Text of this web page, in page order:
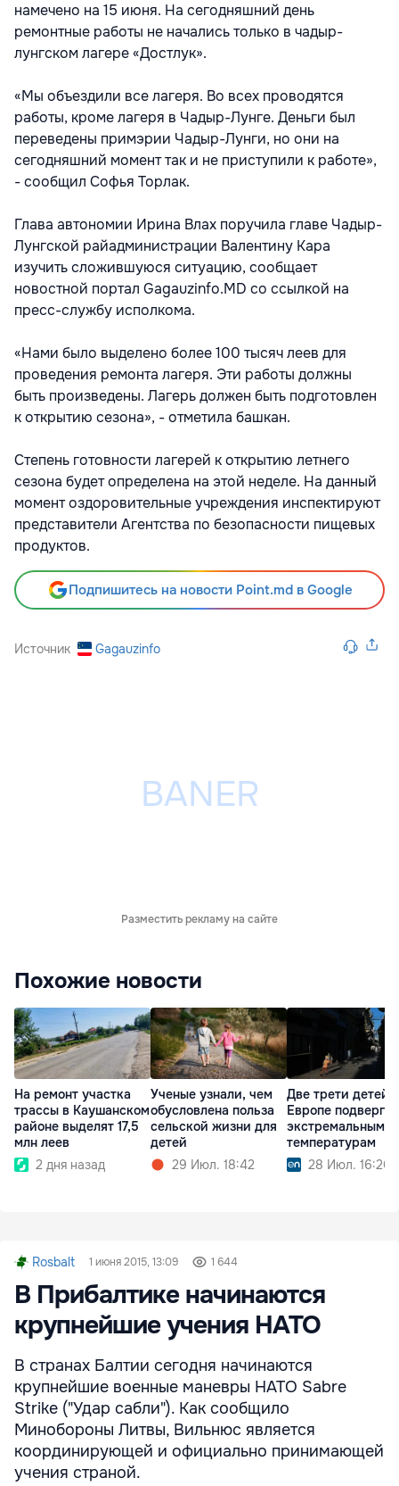
намечено на 15 июня. На сегодняшний день
ремонтные работы не начались только в чадыр-
лунгском лагере «Достлук».
«Мы объездили все лагеря. Во всех проводятся
работы, кроме лагеря в Чадыр-Лунге. Деньги был
переведены примэрии Чадыр-Лунги, но они на
сегодняшний момент так и не приступили к работе»,
- сообщил Софья Торлак.
Глава автономии Ирина Влах поручила главе Чадыр-
Лунгской райадминистрации Валентину Кара
изучить сложившуюся ситуацию, сообщает
новостной портал Gagauzinfo.MD со ссылкой на
пресс-службу исполкома.
«Нами было выделено более 100 тысяч леев для
проведения ремонта лагеря. Эти работы должны
быть произведены. Лагерь должен быть подготовлен
к открытию сезона», - отметила башкан.
Степень готовности лагерей к открытию летнего
сезона будет определена на этой неделе. На данный
момент оздоровительные учреждения инспектируют
представители Агентства по безопасности пищевых
продуктов.
Подпишитесь на новости Point.md в Google
Источник Gagauzinfo
Разместить рекламу на сайте
Похожие новости
На ремонт участка
трассы в Каушанском
районе выделят 17,5
млн леев
2 дня назад
Ученые узнали, чем
обусловлена польза
сельской жизни для
детей
29 Июл. 18:42
Две трети детей в
Европе
экстремальным
температурам
28 Июл. 16:26
Rosbalt 1 июня 2015, 13:09 1 644
В Прибалтике начинаются
крупнейшие учения НАТО
В странах Балтии сегодня начинаются
крупнейшие военные маневры НАТО Sabre
Strike ("Удар сабли"). Как сообщило
Минобороны Литвы, Вильнюс является
координирующей и официально принимающей
учения страной.